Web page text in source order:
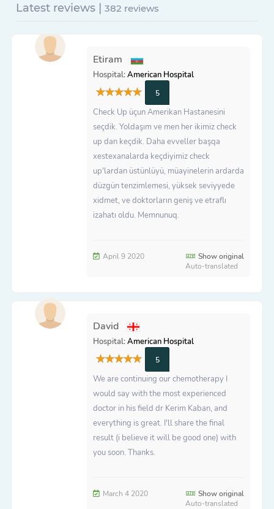
Latest reviews | 382 reviews
Etiram
Hospital:American Hospital
5
Check Up üçun Amerikan Hastanesini
seçdik. Yoldaşım ve men her ikimiz check
up dan keçdik. Daha evveller başqa
xestexanalarda keçdiyimiz check
up'lardan üstünlüyü, müayinelerin ardarda
düzgün tenzimlemesi, yüksek seviyyede
xidmet, ve doktorların geniş ve etraflı
izahatı oldu. Memnunuq.
April 9 2020
Show original
Auto-translated
David
Hospital:American Hospital
5
We are continuing our chemotherapy I
would say with the most experienced
doctor in his field dr Kerim Kaban, and
everything is great. I'll share the final
result (i believe it will be good one) with
you soon. Thanks.
March 4 2020
Show original
Auto-translated